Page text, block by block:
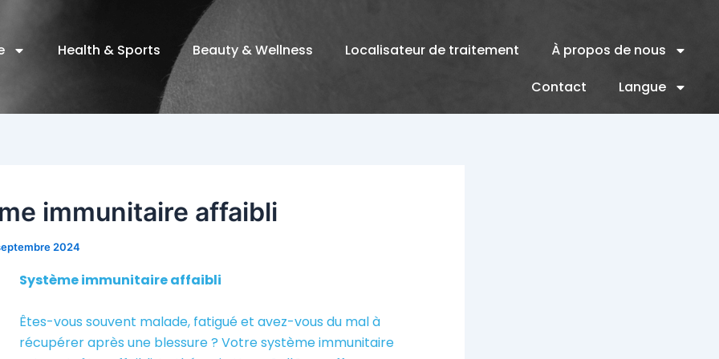
Health & Sports Beauty & Wellness Localisateur de traitement
À propos de nous
Contact
Langue
immunitaire affaibli
2024
Système immunitaire affaibli
Êtes-vous souvent malade, fatigué et avez-vous du mal à
récupérer après une blessure ? Votre système immunitaire